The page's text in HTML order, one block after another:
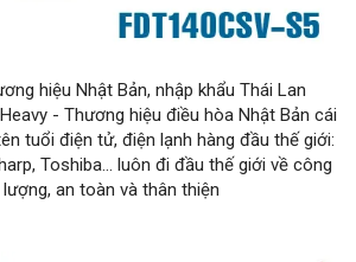
hiệu Nhật Bản, nhập khẩu Thái Lan
- Thương hiệu điều hòa Nhật Bản cái
tuổi điện tử, điện lạnh hàng đầu thế giới:
Toshiba... luôn đi đầu thế giới về công
an toàn và thân thiện